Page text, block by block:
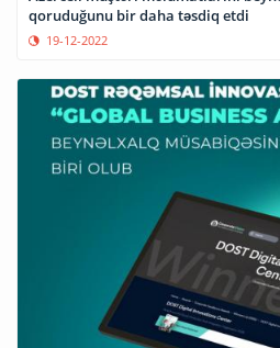
qoruduğunu bir daha təsdiq etdi
19-12-2022